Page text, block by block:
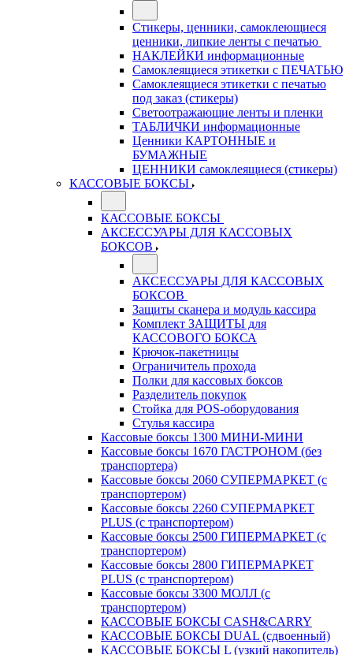
Стикеры, ценники, самоклеющиеся
ценники, липкие ленты с печатью
НАКЛЕЙКИ информационные
Самоклеящиеся этикетки с ПЕЧАТЬЮ
Самоклеящиеся этикетки с печатью
под заказ (стикеры)
Светоотражающие ленты и пленки
ТАБЛИЧКИ информационные
Ценники КАРТОННЫЕ и
БУМАЖНЫЕ
ЦЕННИКИ самоклеящиеся (стикеры)
КАССОВЫЕ БОКСЫ
КАССОВЫЕ БОКСЫ
АКСЕССУАРЫ ДЛЯ КАССОВЫХ
БОКСОВ
АКСЕССУАРЫ ДЛЯ КАССОВЫХ
БОКСОВ
Защиты сканера и модуль кассира
Комплект ЗАЩИТЫ для
КАССОВОГО БОКСА
Крючок-пакетницы
Ограничитель прохода
Полки для кассовых боксов
Разделитель покупок
Стойка для POS-оборудования
Стулья кассира
Кассовые боксы 1300 МИНИ-МИНИ
Кассовые боксы 1670 ГАСТРОНОМ (без
транспортера)
Кассовые боксы 2060 СУПЕРМАРКЕТ (с
транспортером)
Кассовые боксы 2260 СУПЕРМАРКЕТ
PLUS (с транспортером)
Кассовые боксы 2500 ГИПЕРМАРКЕТ (с
транспортером)
Кассовые боксы 2800 ГИПЕРМАРКЕТ
PLUS (с транспортером)
Кассовые боксы 3300 МОЛЛ (с
транспортером)
КАССОВЫЕ БОКСЫ CASH&CARRY
КАССОВЫЕ БОКСЫ DUAL (сдвоенный)
КАССОВЫЕ БОКСЫ L (узкий накопитель)